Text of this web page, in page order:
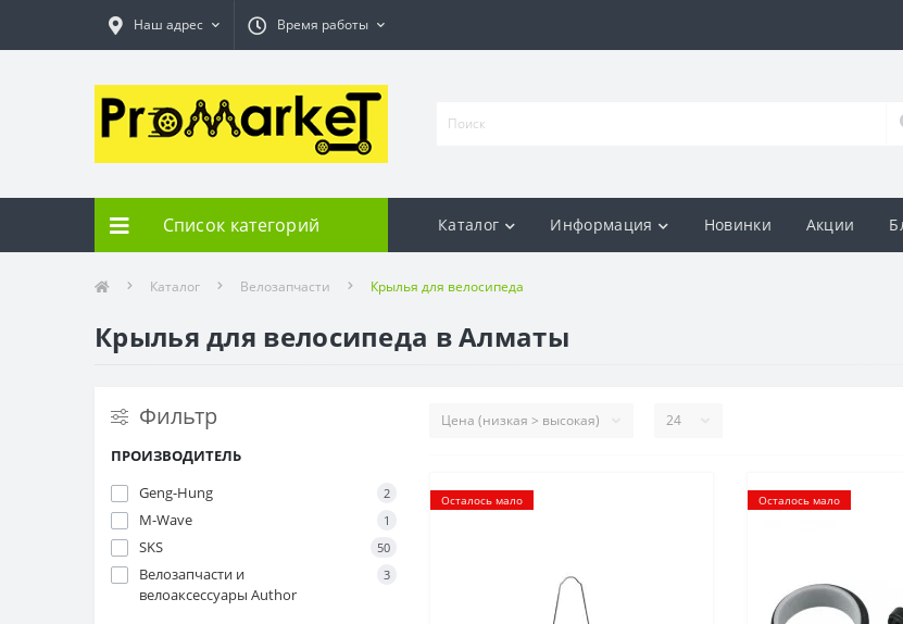
Наш адрес Время работы
Список категорий Каталог Информация Новинки Акции
Каталог Велозапчасти Крылья для велосипеда
Крылья для велосипеда в Алматы
Фильтр
ПРОИЗВОДИТЕЛЬ
Geng-Hung
2
M-Wave 1
SKS 50
Велозапчасти и
велоаксессуары Author
3
Осталось мало Осталось мало